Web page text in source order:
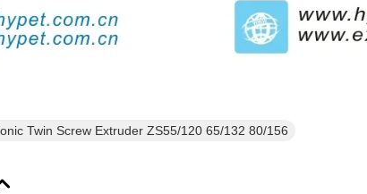
Twin Screw Extruder ZS55/120 65/132 80/156